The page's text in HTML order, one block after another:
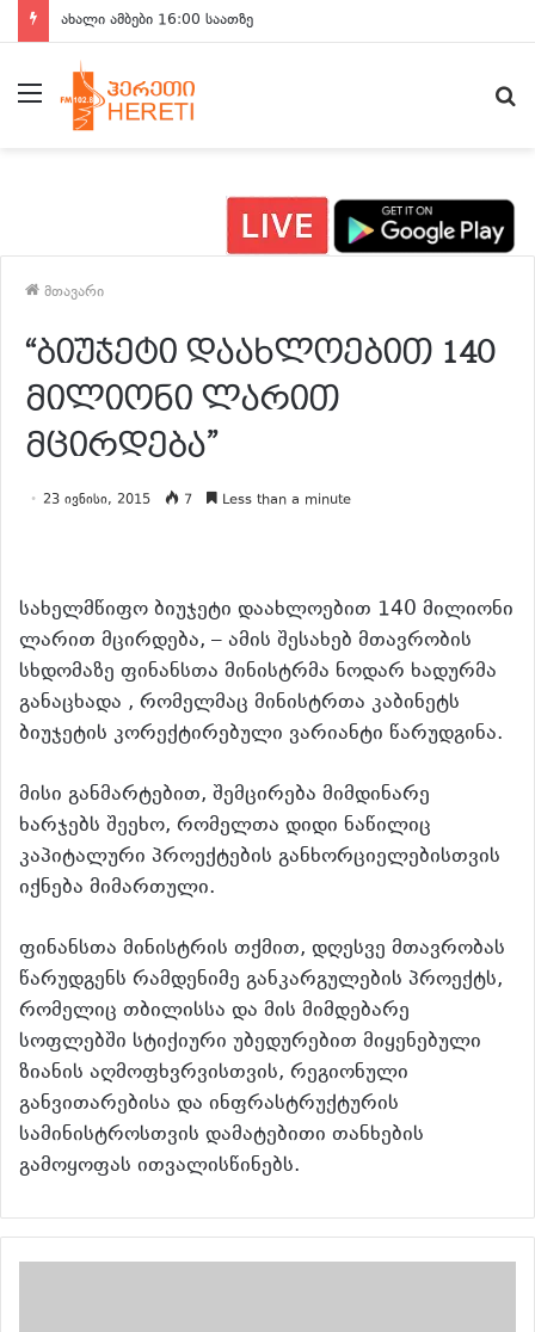
ახალი ამბები 16:00 საათზე
მენიუ
მთავარი
“ბიუჯეტი დაახლოებით 140
მილიონი ლარით
მცირდება”
23 ივნისი, 2015 7 Less than a minute
სახელმწიფო ბიუჯეტი დაახლოებით 140 მილიონი
ლარით მცირდება, – ამის შესახებ მთავრობის
სხდომაზე ფინანსთა მინისტრმა ნოდარ ხადურმა
განაცხადა , რომელმაც მინისტრთა კაბინეტს
ბიუჯეტის კორექტირებული ვარიანტი წარუდგინა.
მისი განმარტებით, შემცირება მიმდინარე
ხარჯებს შეეხო, რომელთა დიდი ნაწილიც
კაპიტალური პროექტების განხორციელებისთვის
იქნება მიმართული.
ფინანსთა მინისტრის თქმით, დღესვე მთავრობას
წარუდგენს რამდენიმე განკარგულების პროექტს,
რომელიც თბილისსა და მის მიმდებარე
სოფლებში სტიქიური უბედურებით მიყენებული
ზიანის აღმოფხვრვისთვის, რეგიონული
განვითარებისა და ინფრასტრუქტურის
სამინისტროსთვის დამატებითი თანხების
გამოყოფას ითვალისწინებს.